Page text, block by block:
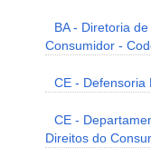
BA - Diretoria
Consumidor -
CE - Defensoria
CE -
Direitos do